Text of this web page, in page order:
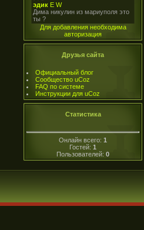
Для добавления необходима
авторизация
Друзья сайта
Официальный блог
Сообщество uCoz
FAQ по системе
Инструкции для uCoz
Статистика
Онлайн всего: 1
Гостей: 1
Пользователей: 0